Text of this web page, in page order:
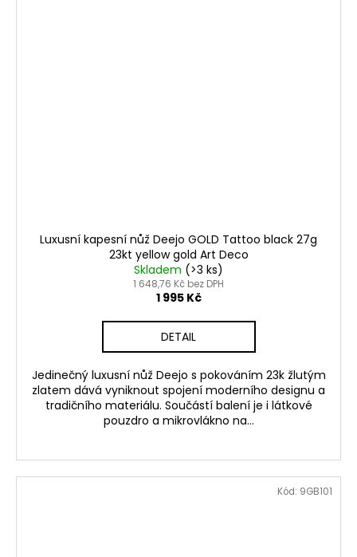
Luxusní kapesní nůž Deejo GOLD Tattoo black 27g
23kt yellow gold Art Deco
Skladem (>3 ks)
1 648,76 Kč bez DPH
1 995 Kč
DETAIL
Jedinečný luxusní nůž Deejo s pokováním 23k žlutým
zlatem dává vyniknout spojení moderního designu a
tradičního materiálu. Součástí balení je i látkové
pouzdro a mikrovlákno na...
Kód: 9GB101